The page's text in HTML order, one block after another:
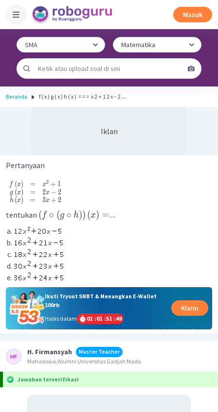
Masuk
Beranda f ( x ) g ( x ) h ( x ) ​ = = = ​ x 2 + 1 2 x − 2 ...
Iklan
Pertanyaan
f (x)
g (x)
h (x)
=
=
=
x2 + 1
2x − 2
3x + 2
tentukan ( f ∘ (g ∘ h)) (x) =....
Ikuti Tryout SNBT & Menangkan E-Wallet
100rb
Habis dalam
01 :01 :51 :48
Klaim
H. Firmansyah
Master Teacher
Mahasiswa/Alumni Universitas Gadjah Mada
Jawaban terverifikasi